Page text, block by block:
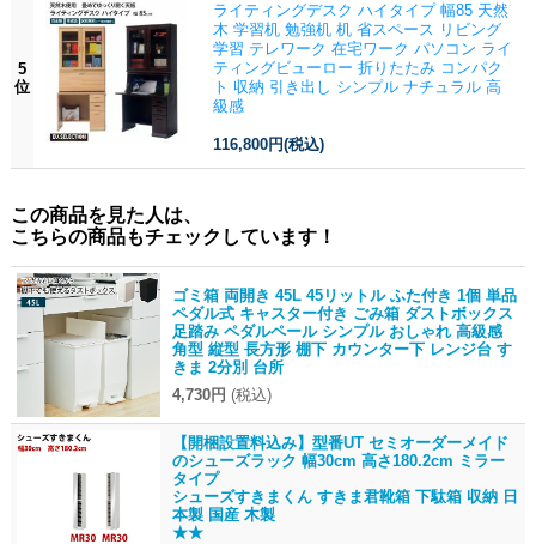
5
位
ライティングデスク ハイタイプ 幅85 天然
木 学習机 勉強机 机 省スペース リビング
学習 テレワーク 在宅ワーク パソコン ライ
ティングビューロー 折りたたみ コンパク
ト 収納 引き出し シンプル ナチュラル 高
級感
116,800円(税込)
この商品を見た人は、
こちらの商品もチェックしています！
ゴミ箱 両開き 45L 45リットル ふた付き 1個 単品
ペダル式 キャスター付き ごみ箱 ダストボックス
足踏み ペダルペール シンプル おしゃれ 高級感
角型 縦型 長方形 棚下 カウンター下 レンジ台 す
きま 2分別 台所
4,730円 (税込)
【開梱設置料込み】型番UT セミオーダーメイド
のシューズラック 幅30cm 高さ180.2cm ミラー
タイプ
シューズすきまくん すきま君靴箱 下駄箱 収納 日
本製 国産 木製
★★